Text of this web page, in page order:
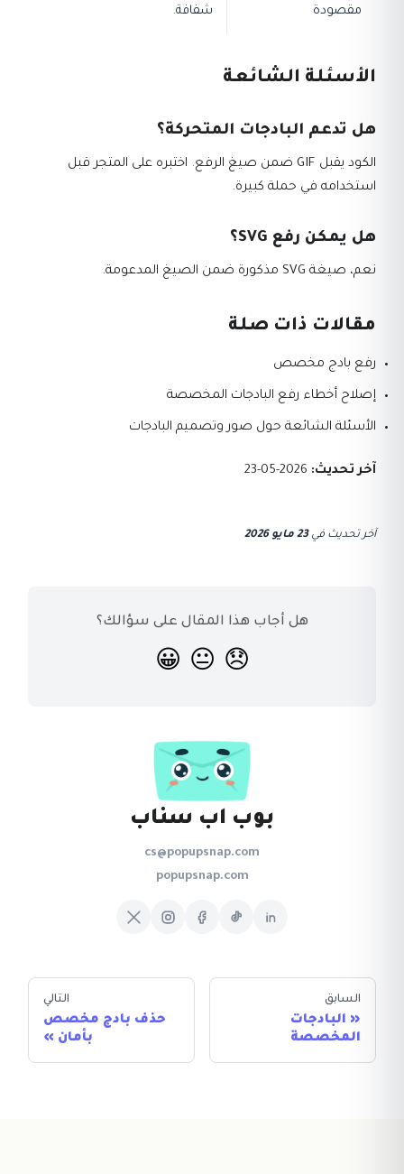
مقصودة شفافة.
الأسئلة الشائعة
هل تدعم البادجات المتحركة؟
الكود يقبل GIF ضمن صيغ الرفع. اختبره على المتجر قبل
استخدامه في حملة كبيرة.
هل يمكن رفع SVG؟
نعم، صيغة SVG مذكورة ضمن الصيغ المدعومة.
مقالات ذات صلة
رفع بادج مخصص
إصلاح أخطاء رفع البادجات المخصصة
الأسئلة الشائعة حول صور وتصميم البادجات
آخر تحديث:
آخر تحديث في23 مايو 2026
هل أجاب هذا المقال على سؤالك؟
😞
😐
😀
بوب اب سناب
cs@popupsnap.com
popupsnap.com
السابق
البادجات
المخصصة
التالي
حذف بادج مخصص
بأمان